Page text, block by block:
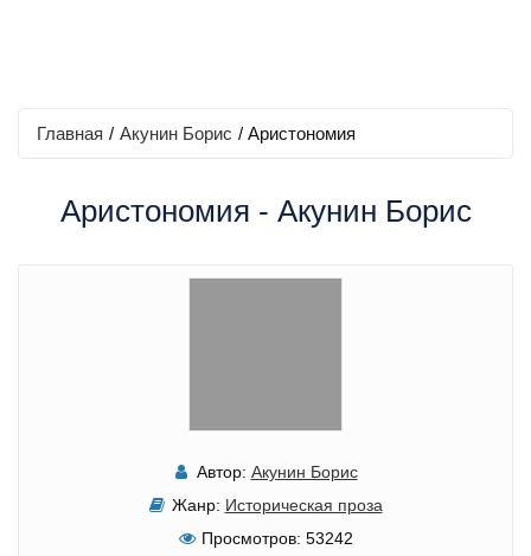
Главная / Акунин Борис / Аристономия
Аристономия - Акунин Борис
Автор: Акунин Борис
Жанр: Историческая проза
Просмотров: 53242